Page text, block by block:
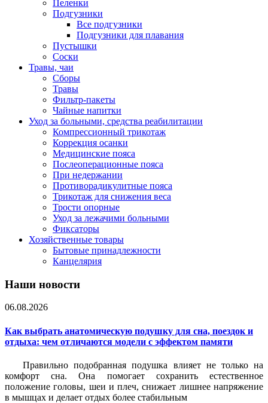
Пеленки
Подгузники
Все подгузники
Подгузники для плавания
Пустышки
Соски
Травы, чаи
Сборы
Травы
Фильтр-пакеты
Чайные напитки
Уход за больными, средства реабилитации
Компрессионный трикотаж
Коррекция осанки
Медицинские пояса
Послеоперационные пояса
При недержании
Противорадикулитные пояса
Трикотаж для снижения веса
Трости опорные
Уход за лежачими больными
Фиксаторы
Хозяйственные товары
Бытовые принадлежности
Канцелярия
Наши новости
06.08.2026
Как выбрать анатомическую подушку для сна, поездок и
отдыха: чем отличаются модели с эффектом памяти
Правильно подобранная подушка влияет не только на
комфорт сна. Она помогает сохранить естественное
положение головы, шеи и плеч, снижает лишнее напряжение
в мышцах и делает отдых более стабильным